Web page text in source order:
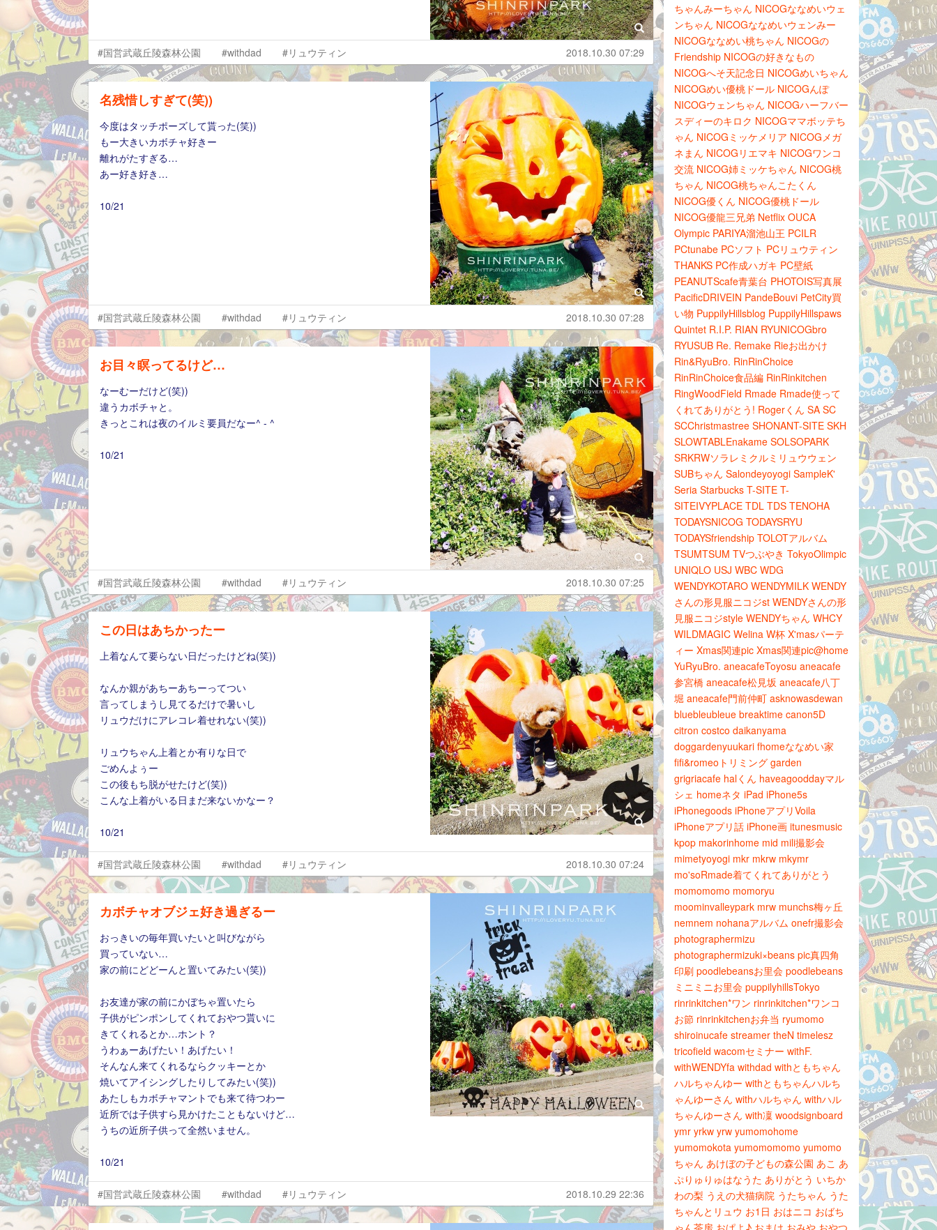
#国営武蔵丘陵森林公園 #withdad #リュウティン 2018.10.30 07:29
名残惜しすぎて(笑))
今度はタッチポーズして貰った(笑))
もー大きいカボチャ好きー
離れがたすぎる…
あー好き好き…
10/21
#国営武蔵丘陵森林公園 #withdad #リュウティン 2018.10.30 07:28
お目々瞑ってるけど…
なーむーだけど(笑))
違うカボチャと。
きっとこれは夜のイルミ要員だなー^ - ^
10/21
#国営武蔵丘陵森林公園 #withdad #リュウティン 2018.10.30 07:25
この日はあちかったー
上着なんて要らない日だったけどね(笑))
なんか親があちーあちーってつい
言ってしまうし見てるだけで暑いし
リュウだけにアレコレ着せれない(笑))
リュウちゃん上着とか有りな日で
ごめんよぅー
この後もち脱がせたけど(笑))
こんな上着がいる日まだ来ないかなー？
10/21
#国営武蔵丘陵森林公園 #withdad #リュウティン 2018.10.30 07:24
カボチャオブジェ好き過ぎるー
おっきいの毎年買いたいと叫びながら
買っていない…
家の前にどどーんと置いてみたい(笑))
お友達が家の前にかぼちゃ置いたら
子供がピンポンしてくれておやつ貰いに
きてくれるとか…ホント？
うわぁーあげたい！あげたい！
そんなん来てくれるならクッキーとか
焼いてアイシングしたりしてみたい(笑))
あたしもカボチャマントでも来て待つわー
近所では子供すら見かけたこともないけど…
うちの近所子供って全然いません。
10/21
#国営武蔵丘陵森林公園 #withdad #リュウティン 2018.10.29 22:36
ちゃんみーちゃん NICOGななめいウェ
ンちゃん NICOGななめいウェンみー
NICOGななめい桃ちゃん NICOGの
Friendship NICOGの好きなもの
NICOGへそ天記念日 NICOGめいちゃん
NICOGめい優桃ドール NICOGんぽ
NICOGウェンちゃん NICOGハーフバー
スディーのキロク NICOGママボッテち
ゃん NICOGミッケメリア NICOGメガ
ネまん NICOGリエマキ NICOGワンコ
交流 NICOG姉ミッケちゃん NICOG桃
ちゃん NICOG桃ちゃんこたくん
NICOG優くん NICOG優桃ドール
NICOG優龍三兄弟 Netflix OUCA
Olympic PARIYA溜池山王 PCILR
PCtunabe PCソフト PCリュウティン
THANKS PC作成ハガキ PC壁紙
PEANUTScafe青葉台 PHOTOIS写真展
PacificDRIVEIN PandeBouvi PetCity買
い物 PuppilyHillsblog PuppilyHillspaws
Quintet R.I.P. RIAN RYUNICOGbro
RYUSUB Re. Remake Rieお出かけ
Rin&RyuBro. RinRinChoice
RinRinChoice食品編 RinRinkitchen
RingWoodField Rmade Rmade使って
くれてありがとう! Rogerくん SA SC
SCChristmastree SHONANT-SITE SKH
SLOWTABLEnakame SOLSOPARK
SRKRWソラレミクルミリュウウェン
SUBちゃん Salondeyoyogi SampleK'
Seria Starbucks T-SITE T-
SITEIVYPLACE TDL TDS TENOHA
TODAYSNICOG TODAYSRYU
TODAYSfriendship TOLOTアルバム
TSUMTSUM TVつぶやき TokyoOlimpic
UNIQLO USJ WBC WDG
WENDYKOTARO WENDYMILK WENDY
さんの形見服ニコジst WENDYさんの形
見服ニコジstyle WENDYちゃん WHCY
WILDMAGIC Welina W杯 X'masパーテ
ィー Xmas関連pic Xmas関連pic@home
YuRyuBro. aneacafeToyosu aneacafe
参宮橋 aneacafe松見坂 aneacafe八丁
堀 aneacafe門前仲町 asknowasdewan
bluebleubleue breaktime canon5D
citron costco daikanyama
doggardenyuukari fhomeななめい家
fifi&romeoトリミング garden
grigriacafe halくん haveagooddayマル
シェ homeネタ iPad iPhone5s
iPhonegoods iPhoneアプリVoila
iPhoneアプリ話 iPhone画 itunesmusic
kpop makorinhome mid mili撮影会
mimetyoyogi mkr mkrw mkymr
mo'soRmade着てくれてありがとう
momomomo momoryu
moominvalleypark mrw munchs梅ヶ丘
nemnem nohanaアルバム onefr撮影会
photographermizu
photographermizuki×beans pic真四角
印刷 poodlebeansお里会 poodlebeans
ミニミニお里会 puppilyhillsTokyo
rinrinkitchen*ワン rinrinkitchen*ワンコ
お節 rinrinkitchenお弁当 ryumomo
shiroinucafe streamer theN timelesz
tricofield wacomセミナー withF.
withWENDYfa withdad withともちゃん
ハルちゃんゆー withともちゃんハルち
ゃんゆーさん withハルちゃん withハル
ちゃんゆーさん with凜 woodsignboard
ymr yrkw yrw yumomohome
yumomokota yumomomomo yumomo
ちゃん あけぼの子どもの森公園 あこ あ
ぷりゅりゅはなうた ありがとう いちか
わの梨 うえの犬猫病院 うたちゃん うた
ちゃんとリュウ お1日 おはニコ おばち
ゃん茶房 おぱよ♪ おまけ おみや おやつ